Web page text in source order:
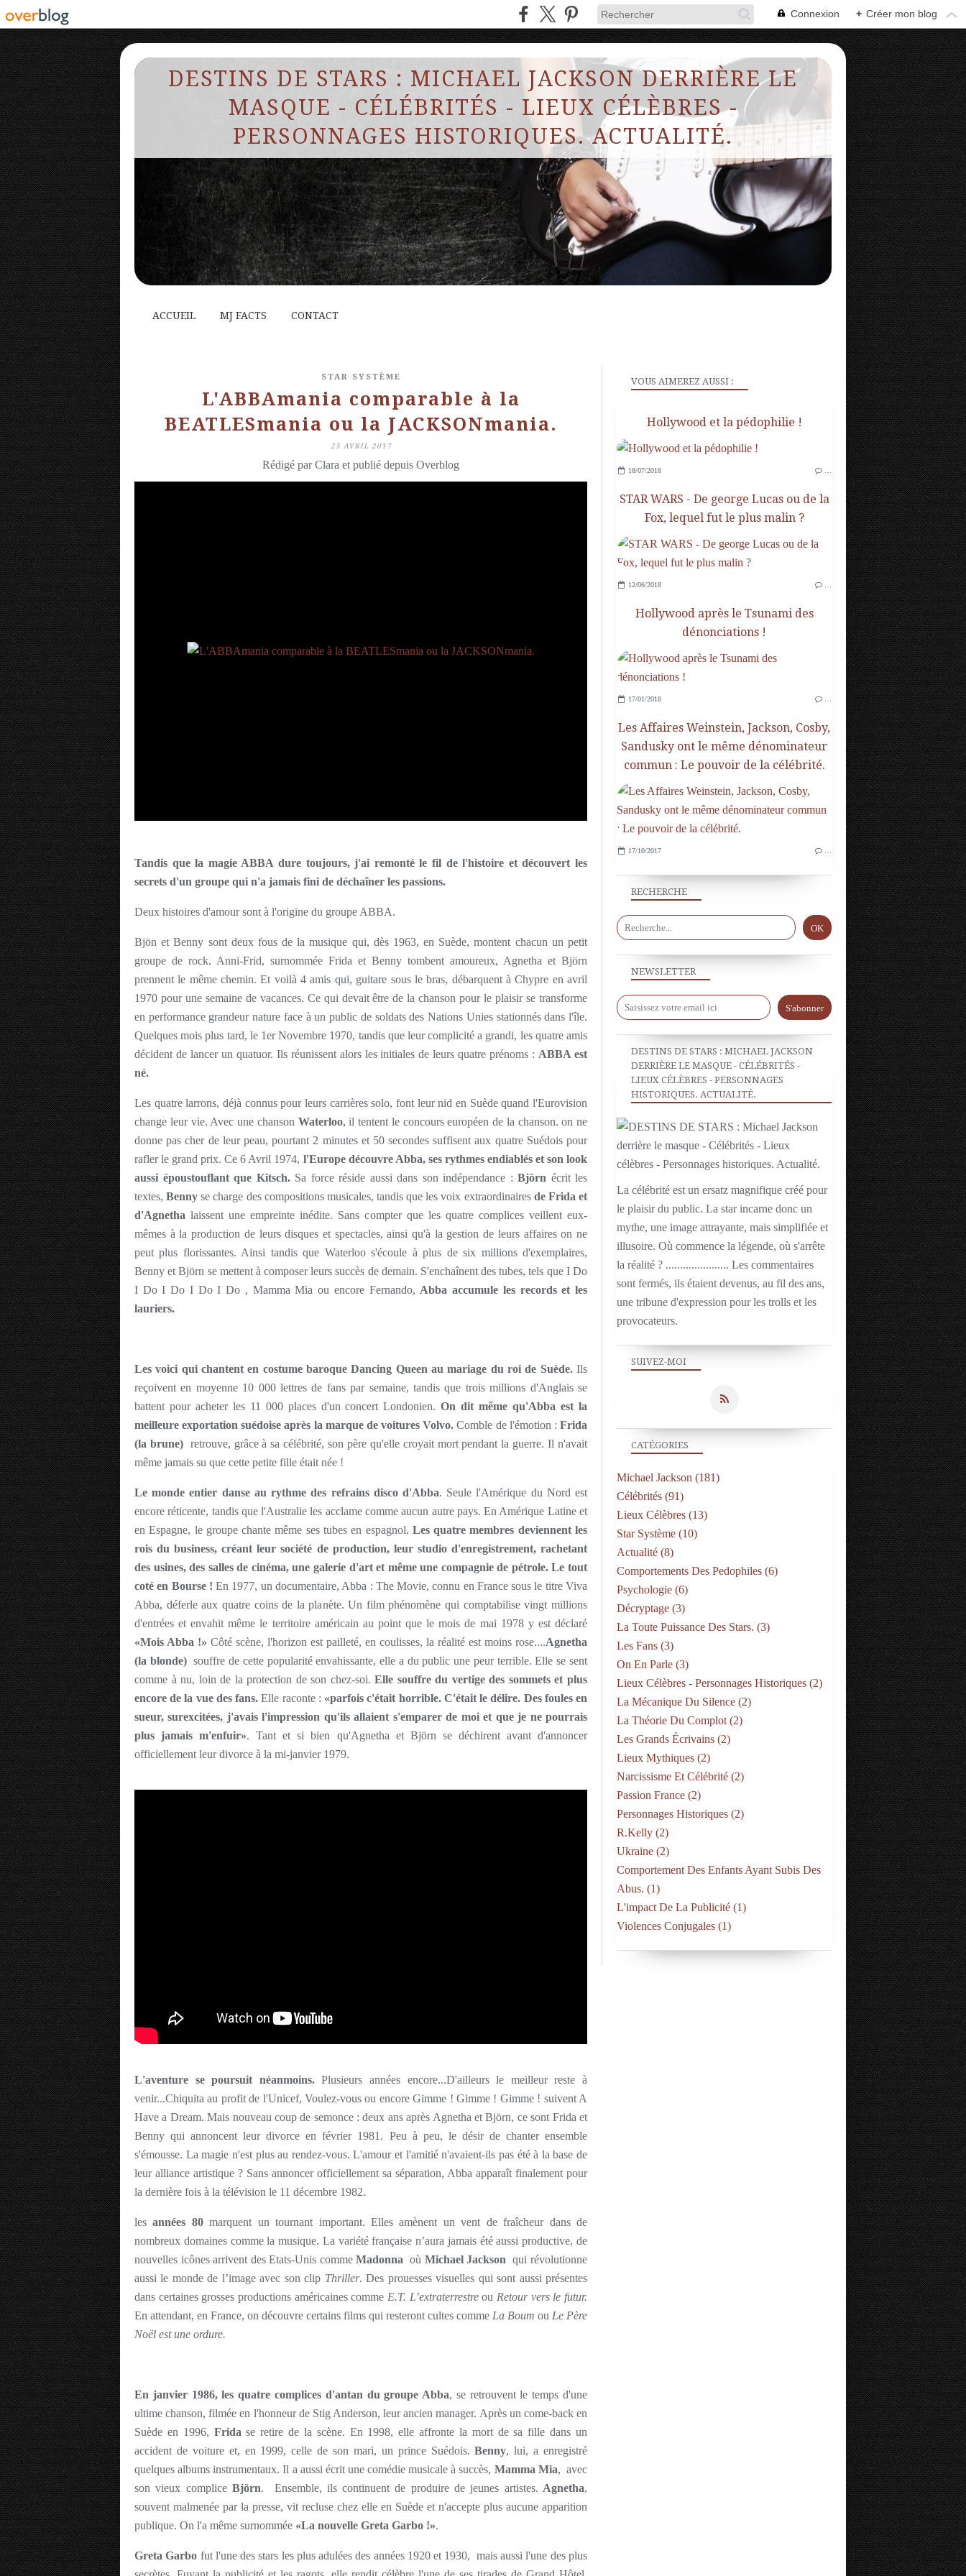
Connexion + Créer mon blog
DESTINS DE STARS : MICHAEL JACKSON DERRIÈRE LE
MASQUE - CÉLÉBRITÉS - LIEUX CÉLÈBRES -
PERSONNAGES HISTORIQUES. ACTUALITÉ.
ACCUEIL MJ FACTS CONTACT
STAR SYSTÈME
L'ABBAmania comparable à la
BEATLESmania ou la JACKSONmania.
25 AVRIL 2017
Rédigé par Clara et publié depuis Overblog
Tandis que la magie ABBA dure toujours, j'ai remonté le fil de l'histoire et découvert les
secrets d'un groupe qui n'a jamais fini de déchaîner les passions.
Deux histoires d'amour sont à l'origine du groupe ABBA.
Bjön et Benny sont deux fous de la musique qui, dès 1963, en Suède, montent chacun un petit
groupe de rock. Anni-Frid, surnommée Frida et Benny tombent amoureux, Agnetha et Björn
prennent le même chemin. Et voilà 4 amis qui, guitare sous le bras, débarquent à Chypre en avril
1970 pour une semaine de vacances. Ce qui devait être de la chanson pour le plaisir se transforme
en performance grandeur nature face à un public de soldats des Nations Unies stationnés dans l'île.
Quelques mois plus tard, le 1er Novembre 1970, tandis que leur complicité a grandi, les quatre amis
décident de lancer un quatuor. Ils réunissent alors les initiales de leurs quatre prénoms : ABBA est
né.
Les quatre larrons, déjà connus pour leurs carrières solo, font leur nid en Suède quand l'Eurovision
change leur vie. Avec une chanson Waterloo, il tentent le concours européen de la chanson. on ne
donne pas cher de leur peau, pourtant 2 minutes et 50 secondes suffisent aux quatre Suédois pour
rafler le grand prix. Ce 6 Avril 1974, l'Europe découvre Abba, ses rythmes endiablés et son look
aussi époustouflant que Kitsch.Sa force réside aussi dans son indépendance : Björn écrit les
textes,Benny se charge des compositions musicales, tandis que les voix extraordinaires de Frida et
d'Agnetha laissent une empreinte inédite. Sans compter que les quatre complices veillent eux-
mêmes à la production de leurs disques et spectacles, ainsi qu'à la gestion de leurs affaires on ne
peut plus florissantes. Ainsi tandis que Waterloo s'écoule à plus de six millions d'exemplaires,
Benny et Björn se mettent à composer leurs succès de demain. S'enchaînent des tubes, tels que I Do
I Do I Do I Do I Do , Mamma Mia ou encore Fernando, Abba accumule les records et les
lauriers.
Les voici qui chantent en costume baroque Dancing Queen au mariage du roi de Suède.Ils
reçoivent en moyenne 10 000 lettres de fans par semaine, tandis que trois millions d'Anglais se
battent pour acheter les 11 000 places d'un concert Londonien.On dit même qu'Abba est la
meilleure exportation suédoise après la marque de voitures Volvo. Comble de l'émotion :Frida
(la brune) retrouve, grâce à sa célébrité, son père qu'elle croyait mort pendant la guerre. Il n'avait
même jamais su que cette petite fille était née !
Le monde entier danse au rythme des refrains disco d'Abba. Seule l'Amérique du Nord est
encore réticente, tandis que l'Australie les acclame comme aucun autre pays. En Amérique Latine et
en Espagne, le groupe chante même ses tubes en espagnol. Les quatre membres deviennent les
rois du business, créant leur société de production, leur studio d'enregistrement, rachetant
des usines, des salles de cinéma, une galerie d'art et même une compagnie de pétrole. Le tout
coté en Bourse ! En 1977, un documentaire, Abba : The Movie, connu en France sous le titre Viva
Abba, déferle aux quatre coins de la planète. Un film phénomène qui comptabilise vingt millions
d'entrées et envahit même le territoire américain au point que le mois de mai 1978 y est déclaré
«Mois Abba !» Côté scène, l'horizon est pailleté, en coulisses, la réalité est moins rose....Agnetha
(la blonde) souffre de cette popularité envahissante, elle a du public une peur terrible. Elle se sent
comme à nu, loin de la protection de son chez-soi.Elle souffre du vertige des sommets et plus
encore de la vue des fans. Elle raconte : «parfois c'était horrible. C'était le délire. Des foules en
sueur, surexcitées, j'avais l'impression qu'ils allaient s'emparer de moi et que je ne pourrais
plus jamais m'enfuir». Tant et si bien qu'Agnetha et Björn se déchirent avant d'annoncer
officiellement leur divorce à la mi-janvier 1979.
L'aventure se poursuit néanmoins.Plusieurs années encore...D'ailleurs le meilleur reste à
venir...Chiquita au profit de l'Unicef, Voulez-vous ou encore Gimme ! Gimme ! Gimme ! suivent A
Have a Dream. Mais nouveau coup de semonce : deux ans après Agnetha et Björn, ce sont Frida et
Benny qui annoncent leur divorce en février 1981. Peu à peu, le désir de chanter ensemble
s'émousse. La magie n'est plus au rendez-vous. L'amour et l'amitié n'avaient-ils pas été à la base de
leur alliance artistique ? Sans annoncer officiellement sa séparation, Abba apparaît finalement pour
la dernière fois à la télévision le 11 décembre 1982.
lesannées 80marquent un tournant important. Elles amènent un vent de fraîcheur dans de
nombreux domaines comme la musique. La variété française n’aura jamais été aussi productive, de
nouvelles icônes arrivent des Etats-Unis commeMadonna où Michael Jackson qui révolutionne
aussi le monde de l’image avec son clip Thriller. Des prouesses visuelles qui sont aussi présentes
dans certaines grosses productions américaines comme E.T. L’extraterrestreou Retour vers le futur.
En attendant, en France, on découvre certains films qui resteront cultes comme La Boum ou Le Père
Noël est une ordure.
En janvier 1986, les quatre complices d'antan du groupe Abba, se retrouvent le temps d'une
ultime chanson, filmée en l'honneur de Stig Anderson, leur ancien manager. Après un come-back en
Suède en 1996, Frida se retire de la scène. En 1998, elle affronte la mort de sa fille dans un
accident de voiture et, en 1999, celle de son mari, un prince Suédois.Benny, lui, a enregistré
quelques albums instrumentaux. Il a aussi écrit une comédie musicale à succès, Mamma Mia, avec
son vieux complice Björn. Ensemble, ils continuent de produire de jeunes artistes. Agnetha,
souvent malmenée par la presse, vit recluse chez elle en Suède et n'accepte plus aucune apparition
publique. On l'a même surnommée «La nouvelle Greta Garbo !».
Greta Garbo fut l'une des stars les plus adulées des années 1920 et 1930, mais aussi l'une des plus
NEWSLETTER
SUIVEZ-MOI
RECHERCHE
DESTINS DE STARS : MICHAEL JACKSON
DERRIÈRE LE MASQUE - CÉLÉBRITÉS -
LIEUX CÉLÈBRES - PERSONNAGES
HISTORIQUES. ACTUALITÉ.
La célébrité est un ersatz magnifique créé pour
le plaisir du public. La star incarne donc un
mythe, une image attrayante, mais simplifiée et
illusoire. Où commence la légende, où s'arrête
la réalité ? ...................... Les commentaires
sont fermés, ils étaient devenus, au fil des ans,
une tribune d'expression pour les trolls et les
provocateurs.
VOUS AIMEREZ AUSSI :
Hollywood et la pédophilie !
18/07/2018
STAR WARS - De george Lucas ou de la
Fox, lequel fut le plus malin ?
12/06/2018
Hollywood après le Tsunami des
dénonciations !
17/01/2018
Les Affaires Weinstein, Jackson, Cosby,
Sandusky ont le même dénominateur
commun : Le pouvoir de la célébrité.
17/10/2017
CATÉGORIES
Michael Jackson (181)
Célébrités (91)
Lieux Célèbres (13)
Star Système (10)
Actualité (8)
Comportements Des Pedophiles (6)
Psychologie (6)
Décryptage (3)
La Toute Puissance Des Stars. (3)
Les Fans (3)
On En Parle (3)
Lieux Célèbres - Personnages Historiques (2)
La Mécanique Du Silence (2)
La Théorie Du Complot (2)
Les Grands Écrivains (2)
Lieux Mythiques (2)
Narcissisme Et Célébrité (2)
Passion France (2)
Personnages Historiques (2)
R.kelly (2)
Ukraine (2)
Comportement Des Enfants Ayant Subis Des
Abus. (1)
L'impact De La Publicité (1)
Violences Conjugales (1)